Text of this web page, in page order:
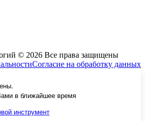
© 2026 Все права защищены
Согласие на обработку данных
в ближайшее время
инструмент